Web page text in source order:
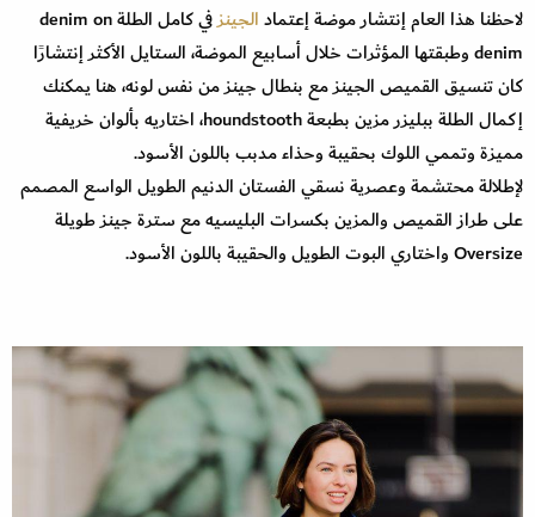
لاحظنا هذا العام إنتشار موضة إعتمادالجينز
في كامل الطلة denim on
denim وطبقتها المؤثرات خلال أسابيع الموضة، الستايل الأكثر إنتشارًا
كان تنسيق القميص الجينز مع بنطال جينز من نفس لونه، هنا يمكنك
إكمال الطلة ببليزر مزين بطبعة houndstooth، اختاريه بألوان خريفية
مميزة وتممي اللوك بحقيبة وحذاء مدبب باللون الأسود.
لإطلالة محتشمة وعصرية نسقي الفستان الدنيم الطويل الواسع المصمم
على طراز القميص والمزين بكسرات البليسيه مع سترة جينز طويلة
Oversize واختاري البوت الطويل والحقيبة باللون الأسود.